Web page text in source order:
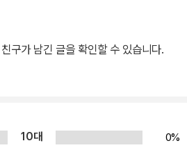
랜 글쓰기 지도 비법을 〈술술 글쓰기 마
두 문장을 쓰기 시작하는 친구들부터
들까지 초등 모든 학년이, 집에서도 손
을 수 있어요. 〈1권 시작책(예비초등~2
)〉은 자유롭게 쓴 글이 문단의 형식을
책(3~6학년)(출간 예정)〉은 문단 쓰기
구가 남긴 글을 확인할 수 있습니다.
10대
0%